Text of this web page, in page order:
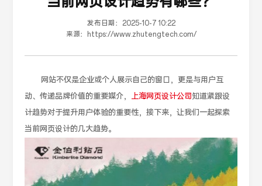
发布日期：
2025-10-7 10:22
来源：
https://www.zhutengtech.com/
网站不仅是企业或个人展示自己的窗口，更是与用户互
动、传递品牌价值的重要媒介， 上海网页设计公司知道紧跟设
计趋势对于提升用户体验的重要性，接下来，让我们一起探索
当前网页设计的几大趋势。